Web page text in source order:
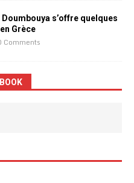
s’offre quelques
Grèce
Comments